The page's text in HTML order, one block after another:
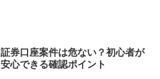
証券口座案件は危ない？初心者が
安心できる確認ポイント